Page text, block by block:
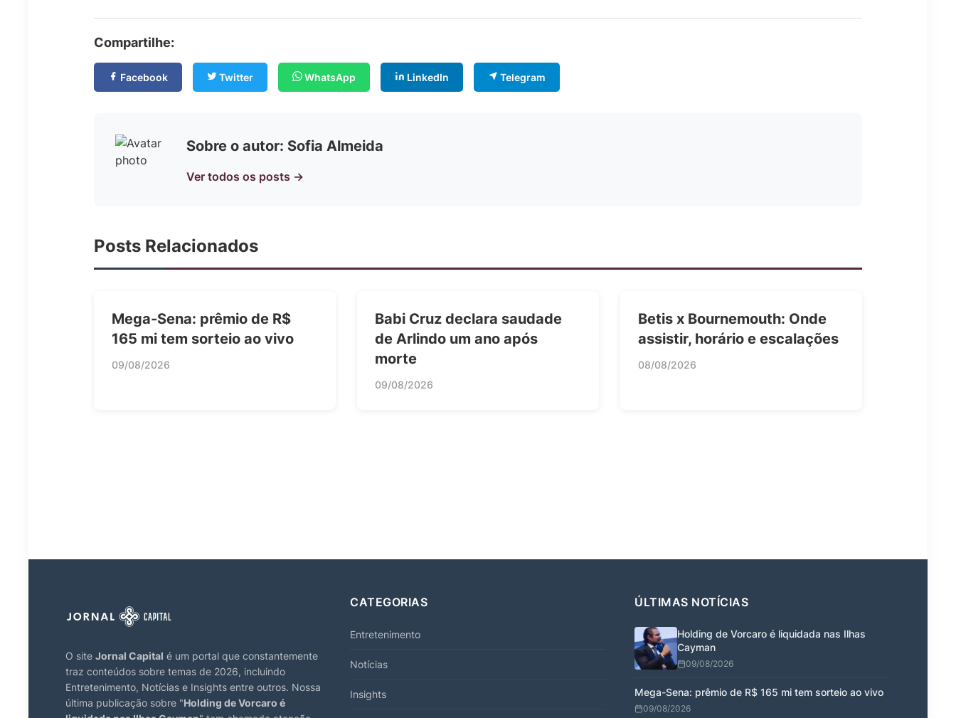
Compartilhe:
Facebook Twitter WhatsApp LinkedIn Telegram
Sobre o autor: Sofia Almeida
Ver todos os posts →
Posts Relacionados
Mega-Sena: prêmio de R$
165 mi tem sorteio ao vivo
09/08/2026
Babi Cruz declara saudade
de Arlindo um ano após
morte
09/08/2026
Betis x Bournemouth: Onde
assistir, horário e escalações
08/08/2026
O site Jornal Capital é um portal que constantemente
traz conteúdos sobre temas de 2026, incluindo
Entretenimento, Notícias e Insights entre outros. Nossa
última publicação sobre "Holding de Vorcaro é
CATEGORIAS
Entretenimento
Notícias
Insights
ÚLTIMAS NOTÍCIAS
Holding de Vorcaro é liquidada nas Ilhas
Cayman
09/08/2026
Mega-Sena: prêmio de R$ 165 mi tem sorteio ao vivo
09/08/2026